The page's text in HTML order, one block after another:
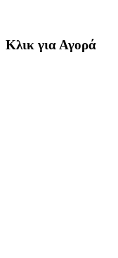
Κλικ για Αγορά